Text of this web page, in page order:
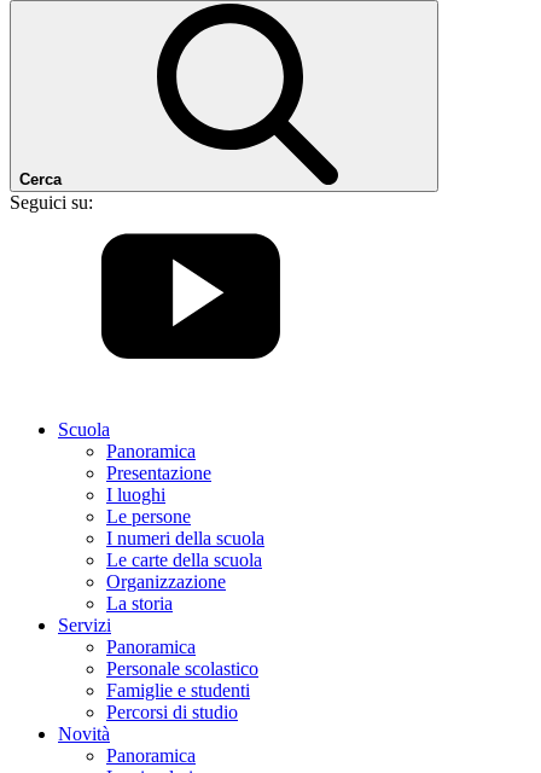
Cerca
Seguici su:
Scuola
Panoramica
Presentazione
I luoghi
Le persone
I numeri della scuola
Le carte della scuola
Organizzazione
La storia
Servizi
Panoramica
Personale scolastico
Famiglie e studenti
Percorsi di studio
Novità
Panoramica